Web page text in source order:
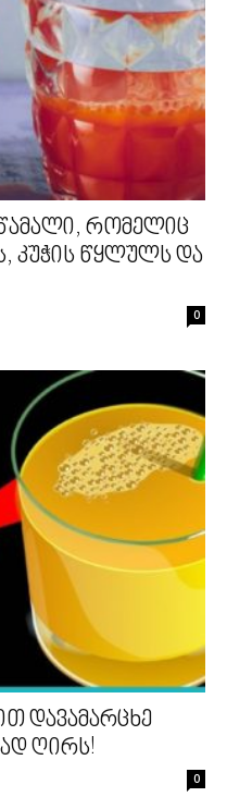
რომელიც
კუჭის წყლულს და
0
დავამარცხე
ღირს!
0